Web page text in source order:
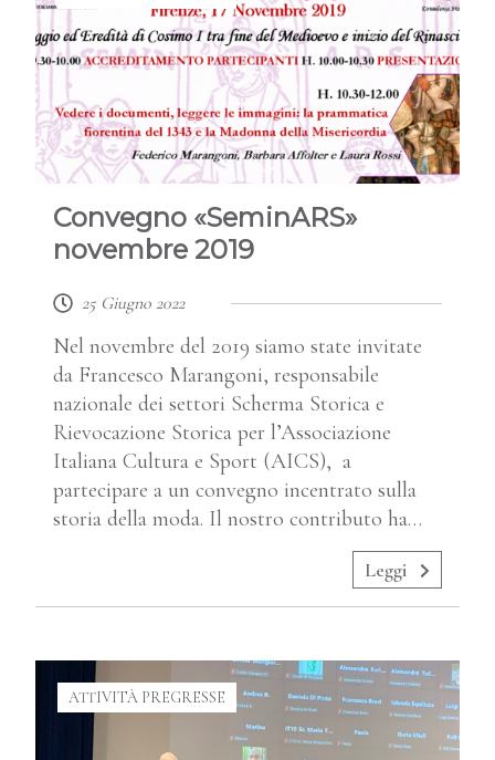
Convegno «SeminARS»
novembre 2019
25 Giugno 2022
Nel novembre del 2019 siamo state invitate
da Francesco Marangoni, responsabile
nazionale dei settori Scherma Storica e
Rievocazione Storica per l’Associazione
Italiana Cultura e Sport (AICS), a
partecipare a un convegno incentrato sulla
storia della moda. Il nostro contributo ha…
Leggi
ATTIVITÀ PREGRESSE